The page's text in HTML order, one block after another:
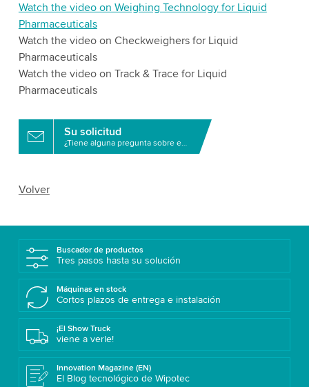
Watch the video on Weighing Technology for Liquid
Pharmaceuticals
Watch the video on Checkweighers for Liquid
Pharmaceuticals
Watch the video on Track & Trace for Liquid
Pharmaceuticals
Su solicitud
¿Tiene alguna pregunta sobre este producto?
Volver
Buscador de productos
Tres pasos hasta su solución
Máquinas en stock
Cortos plazos de entrega e instalación
¡El Show Truck
viene a verle!
Innovation Magazine (EN)
El Blog tecnológico de Wipotec